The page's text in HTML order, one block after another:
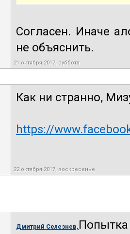
Согласен. Иначе
не объяснить.
21 октября 2017, суббота
Как ни странно,
https://
22 октября 2017, воскресенье
Дмитрий Селезнев, Попытка